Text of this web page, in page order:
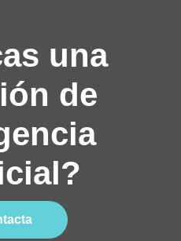
una
de